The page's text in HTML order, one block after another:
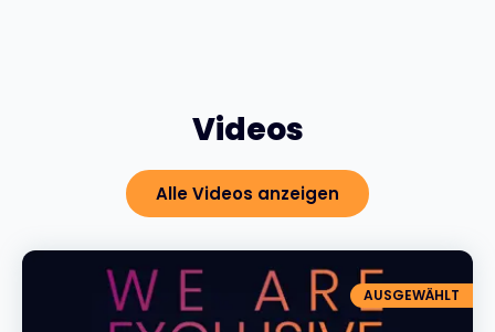
Videos
Alle Videos anzeigen
AUSGEWÄHLT